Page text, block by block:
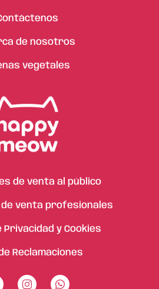
de nosotros
vegetales
de venta al público
de venta profesionales
Privacidad y Cookies
Reclamaciones